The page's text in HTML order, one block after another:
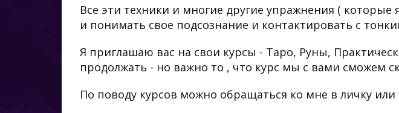
Все эти техники и многие другие упражнения (
и понимать свое подсознание и контактировать с
Я приглашаю вас на свои курсы - Таро, Руны,
продолжать - но важно то , что курс мы с вами сможем
По поводу курсов можно обращаться ко мне в личку или